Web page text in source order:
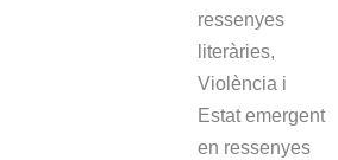
ressenyes
literàries,
Violència i
Estat emergent
en ressenyes